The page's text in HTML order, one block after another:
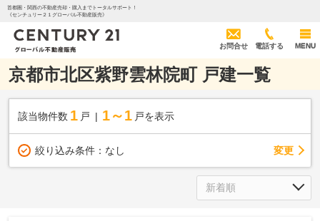
首都圏・関西の不動産売却・購入までトータルサポート！
《センチュリー２１グローバル不動産販売》
お問合せ 電話する MENU
京都市北区紫野雲林院町 戸建一覧
該当物件数 1 戸 1～1 戸を表示
絞り込み条件： なし 変更